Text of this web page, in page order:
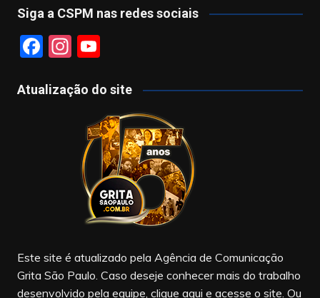
Siga a CSPM nas redes sociais
F
c
In
a
m
Y
u
T
u
b
e
Atualização do site
Este site é atualizado pela Agência de Comunicação
Grita São Paulo. Caso deseje conhecer mais do trabalho
desenvolvido pela equipe, clique aqui e acesse o site. Ou